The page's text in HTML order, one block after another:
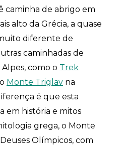
caminha de abrigo em
alto da Grécia, a quase
diferente de
caminhadas de
como o Trek
Monte Triglav na
é que esta
em história e mitos
grega, o Monte
Olímpicos, com